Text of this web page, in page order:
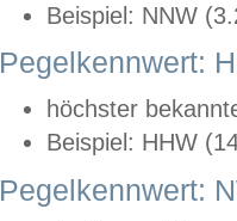
Beispiel: NNW
Pegelkennwert:
höchster
Beispiel: HHW
Pegelkennwert: